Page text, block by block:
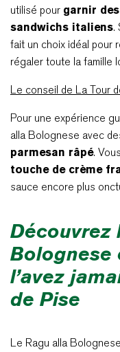
utilisé pour garnir
sandwichs italiens.
fait un choix idéal pour
régaler toute la famille
Le conseil de La Tour
Pour une expérience
alla Bolognese avec
parmesan râpé.
touche de crème
sauce encore plus
Découvrez
Bolognese
l’avez
de Pise
Le Ragu alla